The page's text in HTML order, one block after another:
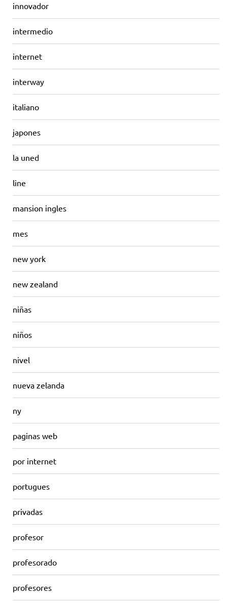
innovador
intermedio
internet
interway
italiano
japones
la uned
line
mansion ingles
mes
new york
new zealand
niñas
niños
nivel
nueva zelanda
ny
paginas web
por internet
portugues
privadas
profesor
profesorado
profesores